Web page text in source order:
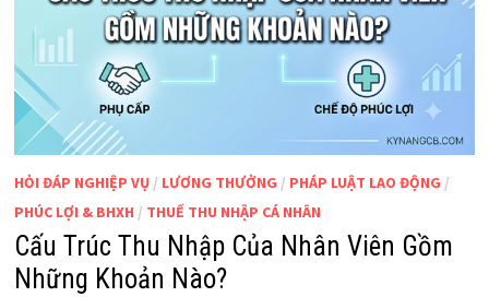
HỎI ĐÁP NGHIỆP VỤ/ LƯƠNG THƯỞNG / PHÁP LUẬT LAO ĐỘNG /
PHÚC LỢI & BHXH / THUẾ THU NHẬP CÁ NHÂN
Cấu Trúc Thu Nhập Của Nhân Viên Gồm
Những Khoản Nào?